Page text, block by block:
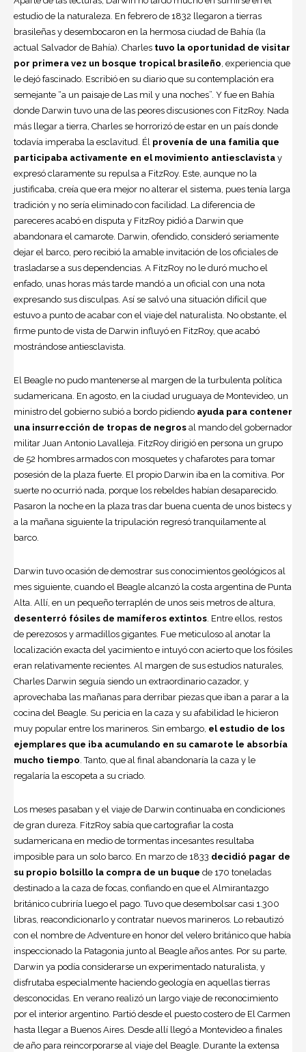
estudio de la naturaleza. En febrero de 1832 llegaron a tierras
brasileñas y desembocaron en la hermosa ciudad de Bahía (la
actual Salvador de Bahía). Charles tuvo la oportunidad de visitar
por primera vez un bosque tropical brasileño, experiencia que
le dejó fascinado. Escribió en su diario que su contemplación era
semejante “a un paisaje de Las mil y una noches”. Y fue en Bahía
donde Darwin tuvo una de las peores discusiones con FitzRoy. Nada
más llegar a tierra, Charles se horrorizó de estar en un país donde
todavía imperaba la esclavitud. Él provenía de una familia que
participaba activamente en el movimiento antiesclavista y
expresó claramente su repulsa a FitzRoy. Este, aunque no la
justificaba, creía que era mejor no alterar el sistema, pues tenía larga
tradición y no sería eliminado con facilidad. La diferencia de
pareceres acabó en disputa y FitzRoy pidió a Darwin que
abandonara el camarote. Darwin, ofendido, consideró seriamente
dejar el barco, pero recibió la amable invitación de los oficiales de
trasladarse a sus dependencias. A FitzRoy no le duró mucho el
enfado, unas horas más tarde mandó a un oficial con una nota
expresando sus disculpas. Así se salvó una situación difícil que
estuvo a punto de acabar con el viaje del naturalista. No obstante, el
firme punto de vista de Darwin influyó en FitzRoy, que acabó
mostrándose antiesclavista.
El Beagle no pudo mantenerse al margen de la turbulenta política
sudamericana. En agosto, en la ciudad uruguaya de Montevideo, un
ministro del gobierno subió a bordo pidiendo ayuda para contener
una insurrección de tropas de negros al mando del gobernador
militar Juan Antonio Lavalleja. FitzRoy dirigió en persona un grupo
de 52 hombres armados con mosquetes y chafarotes para tomar
posesión de la plaza fuerte. El propio Darwin iba en la comitiva. Por
suerte no ocurrió nada, porque los rebeldes habían desaparecido.
Pasaron la noche en la plaza tras dar buena cuenta de unos bistecs y
a la mañana siguiente la tripulación regresó tranquilamente al
barco.
Darwin tuvo ocasión de demostrar sus conocimientos geológicos al
mes siguiente, cuando el Beagle alcanzó la costa argentina de Punta
Alta. Allí, en un pequeño terraplén de unos seis metros de altura,
desenterró fósiles de mamíferos extintos. Entre ellos, restos
de perezosos y armadillos gigantes. Fue meticuloso al anotar la
localización exacta del yacimiento e intuyó con acierto que los fósiles
eran relativamente recientes. Al margen de sus estudios naturales,
Charles Darwin seguía siendo un extraordinario cazador, y
aprovechaba las mañanas para derribar piezas que iban a parar a la
cocina del Beagle. Su pericia en la caza y su afabilidad le hicieron
muy popular entre los marineros. Sin embargo, el estudio de los
ejemplares que iba acumulando en su camarote le absorbía
mucho tiempo. Tanto, que al final abandonaría la caza y le
regalaría la escopeta a su criado.
Los meses pasaban y el viaje de Darwin continuaba en condiciones
de gran dureza. FitzRoy sabía que cartografiar la costa
sudamericana en medio de tormentas incesantes resultaba
imposible para un solo barco. En marzo de 1833 decidió pagar de
su propio bolsillo la compra de un buque de 170 toneladas
destinado a la caza de focas, confiando en que el Almirantazgo
británico cubriría luego el pago. Tuvo que desembolsar casi 1.300
libras, reacondicionarlo y contratar nuevos marineros. Lo rebautizó
con el nombre de Adventure en honor del velero británico que había
inspeccionado la Patagonia junto al Beagle años antes. Por su parte,
Darwin ya podía considerarse un experimentado naturalista, y
disfrutaba especialmente haciendo geología en aquellas tierras
desconocidas. En verano realizó un largo viaje de reconocimiento
por el interior argentino. Partió desde el puesto costero de El Carmen
hasta llegar a Buenos Aires. Desde allí llegó a Montevideo a finales
de año para reincorporarse al viaje del Beagle. Durante la extensa